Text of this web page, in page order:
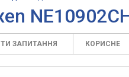
ЗАПИТАННЯ КОРИСНЕ